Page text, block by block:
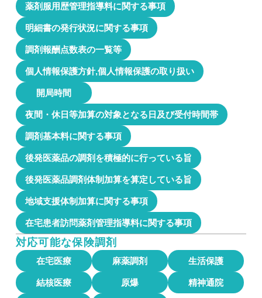
薬剤服用歴管理指導料に関する事項
明細書の発行状況に関する事項
調剤報酬点数表の一覧等
個人情報保護方針,個人情報保護の取り扱い
開局時間
夜間・休日等加算の対象となる日及び受付時間帯
調剤基本料に関する事項
後発医薬品の調剤を積極的に行っている旨
後発医薬品調剤体制加算を算定している旨
地域支援体制加算に関する事項
在宅患者訪問薬剤管理指導料に関する事項
対応可能な保険調剤
在宅医療 麻薬調剤 生活保護
結核医療 原爆 精神通院